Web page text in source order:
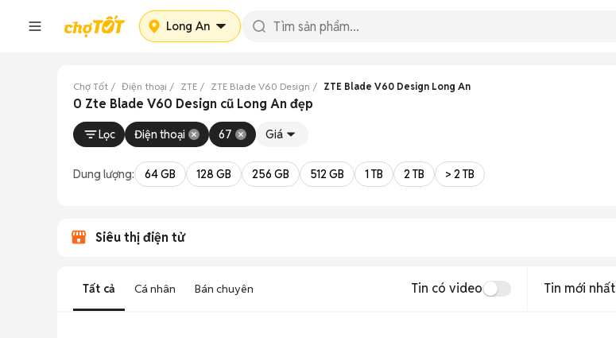
Long An
Chợ Tốt Điện thoại ZTE ZTE Blade V60 Design ZTE Blade V60 Design Long An
0 Zte Blade V60 Design cũ Long An đẹp
Lọc Điện thoại 67 Giá
Dung lượng: 64 GB 128 GB 256 GB 512 GB 1 TB 2 TB > 2 TB
Siêu thị điện tử
Tất cả Cá nhân Bán chuyên Tin có video Tin mới nhất